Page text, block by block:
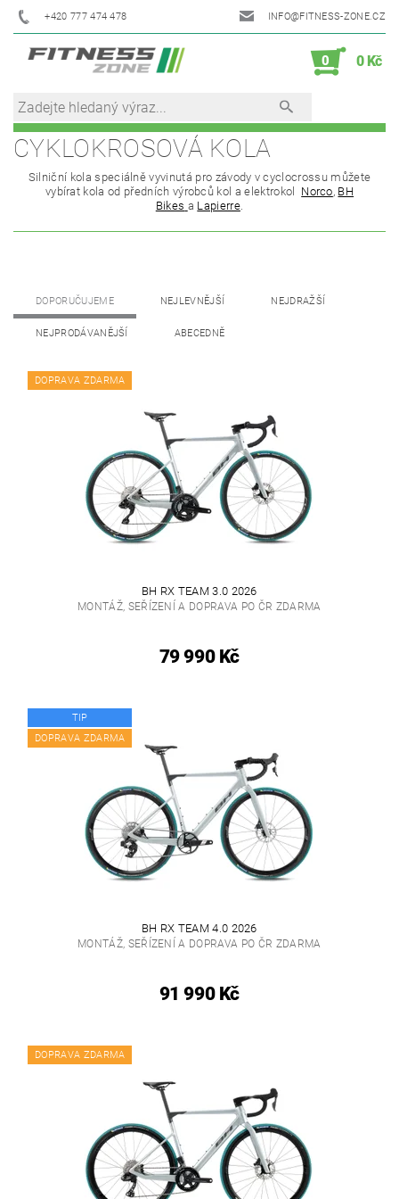
+420 777 474 478 INFO@FITNESS-ZONE.CZ
0 0 Kč
CYKLOKROSOVÁ KOLA
Silniční kola speciálně vyvinutá pro závody v cyclocrossu můžete
vybírat kola od předních výrobců kol a elektrokol Norco, BH
Bikes a Lapierre.
DOPORUČUJEME NEJLEVNĚJŠÍ NEJDRAŽŠÍ
NEJPRODÁVANĚJŠÍ ABECEDNĚ
DOPRAVA ZDARMA
BH RX TEAM 3.0 2026
MONTÁŽ, SEŘÍZENÍ A DOPRAVA PO ČR ZDARMA
79 990 Kč
TIP
DOPRAVA ZDARMA
BH RX TEAM 4.0 2026
MONTÁŽ, SEŘÍZENÍ A DOPRAVA PO ČR ZDARMA
91 990 Kč
DOPRAVA ZDARMA